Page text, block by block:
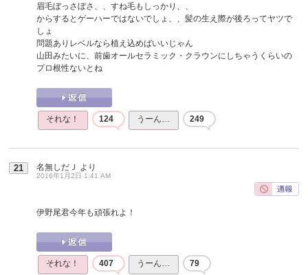
眉毛ぼっさぼさ、、すね毛もしっかり、、
からするとゲーハーではないでしょ、、髪の生え際が後ろってヤツで
しょ
問題ありレベルなら植え込めばいいじゃん
山田みたいに、前歯オールセラミック・クラウンにしちゃうくらいの
プロ根性ないとね
それな！ 124 うーん… 249
21 名無しだＪ より
2016年1月2日 1:41 AM
伊野尾君今年も頑張れよ！
それな！ 407 うーん… 79